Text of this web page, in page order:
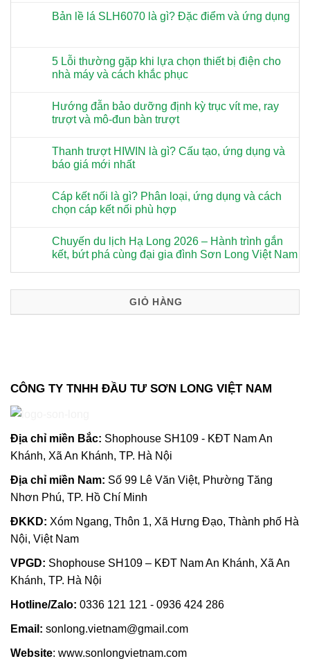
Bản lề lá SLH6070 là gì? Đặc điểm và ứng dụng
5 Lỗi thường gặp khi lựa chọn thiết bị điện cho
nhà máy và cách khắc phục
Hướng đẫn bảo dưỡng định kỳ trục vít me, ray
trượt và mô-đun bàn trượt
Thanh trượt HIWIN là gì? Cấu tạo, ứng dụng và
báo giá mới nhất
Cáp kết nối là gì? Phân loại, ứng dụng và cách
chọn cáp kết nối phù hợp
Chuyến du lịch Hạ Long 2026 – Hành trình gắn
kết, bứt phá cùng đại gia đình Sơn Long Việt Nam
GIỎ HÀNG
CÔNG TY TNHH ĐẦU TƯ SƠN LONG VIỆT NAM
Địa chỉ miền Bắc: Shophouse SH109 - KĐT Nam An
Khánh, Xã An Khánh, TP. Hà Nội
Địa chỉ miền Nam: Số 99 Lê Văn Việt, Phường Tăng
Nhơn Phú, TP. Hồ Chí Minh
ĐKKD: Xóm Ngang, Thôn 1, Xã Hưng Đạo, Thành phố Hà
Nội, Việt Nam
VPGD: Shophouse SH109 – KĐT Nam An Khánh, Xã An
Khánh, TP. Hà Nội
Hotline/Zalo: 0336 121 121 - 0936 424 286
Email: sonlong.vietnam@gmail.com
Website: www.sonlongvietnam.com